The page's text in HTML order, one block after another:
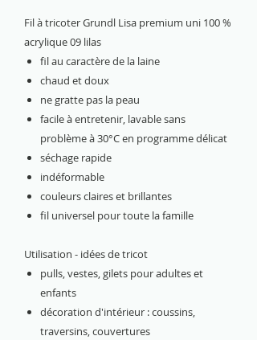
Fil à tricoter Grundl Lisa premium uni 100 %
acrylique 09 lilas
fil au caractère de la laine
chaud et doux
ne gratte pas la peau
facile à entretenir, lavable sans
problème à 30°C en programme délicat
séchage rapide
indéformable
couleurs claires et brillantes
fil universel pour toute la famille
Utilisation - idées de tricot
pulls, vestes, gilets pour adultes et
enfants
décoration d'intérieur : coussins,
traversins, couvertures